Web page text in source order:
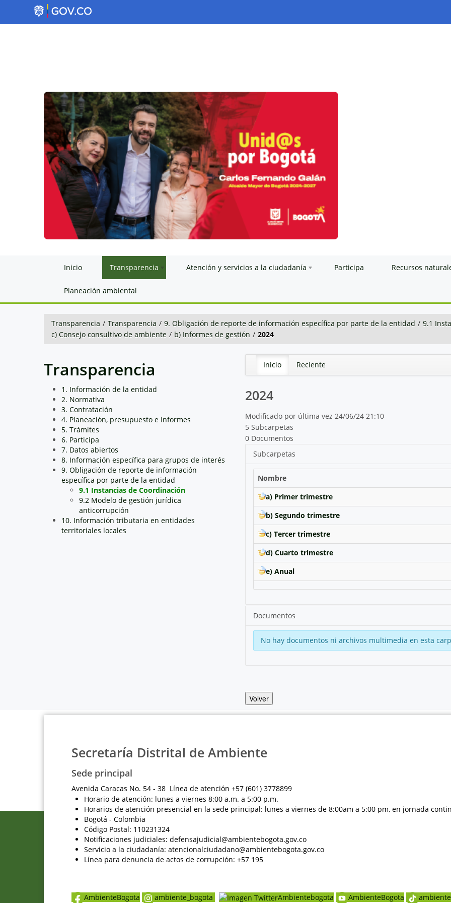
Inicio Transparencia Atención y servicios a la ciudadanía Participa Recursos
Planeación ambiental
Transparencia / Transparencia / 9. Obligación de reporte de información específica por parte de la entidad / 9.1
c) Consejo consultivo de ambiente / b) Informes de gestión / 2024
Transparencia
1. Información de la entidad
2. Normativa
3. Contratación
4. Planeación, presupuesto e Informes
5. Trámites
6. Participa
7. Datos abiertos
8. Información específica para grupos de interés
9. Obligación de reporte de información
específica por parte de la entidad
9.1 Instancias de Coordinación
9.2 Modelo de gestión jurídica
anticorrupción
10. Información tributaria en entidades
territoriales locales
Inicio Reciente
2024
Modificado por última vez 24/06/24 21:10
5 Subcarpetas
0 Documentos
Subcarpetas
Nombre
a) Primer trimestre
b) Segundo trimestre
c) Tercer trimestre
d) Cuarto trimestre
e) Anual
Documentos
No hay documentos ni archivos multimedia en esta
Volver
Secretaría Distrital de Ambiente
Sede principal
Avenida Caracas No. 54 - 38 Línea de atención +57 (601) 3778899
Horario de atención: lunes a viernes 8:00 a.m. a 5:00 p.m.
Horarios de atención presencial en la sede principal: lunes a viernes de 8:00am a 5:00 pm, en jornada
Bogotá - Colombia
Código Postal: 110231324
Notificaciones judiciales: defensajudicial@ambientebogota.gov.co
Servicio a la ciudadanía: atencionalciudadano@ambientebogota.gov.co
Línea para denuncia de actos de corrupción: +57 195
AmbienteBogota ambiente_bogota Ambientebogota AmbienteBogota